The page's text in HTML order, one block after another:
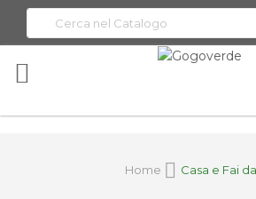
Home Casa e Fai